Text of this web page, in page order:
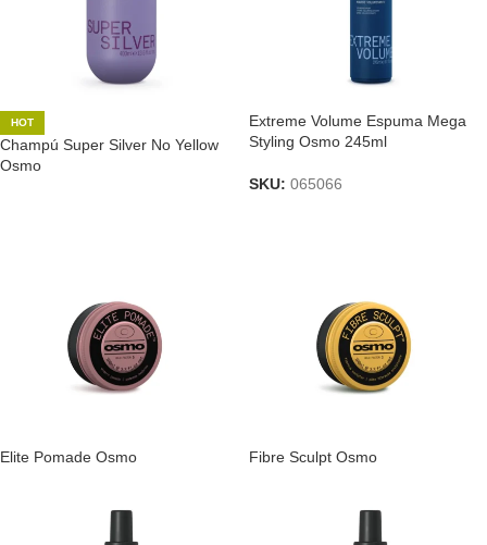
HOT
Champú Super Silver No Yellow
Osmo
Extreme Volume Espuma Mega
Styling Osmo 245ml
SKU: 065066
Elite Pomade Osmo Fibre Sculpt Osmo